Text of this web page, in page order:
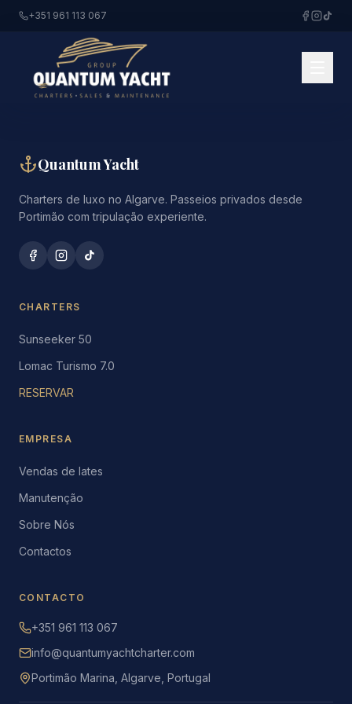
+351 961 113 067
Quantum Yacht
Charters de luxo no Algarve. Passeios privados desde
Portimão com tripulação experiente.
CHARTERS
Sunseeker 50
Lomac Turismo 7.0
RESERVAR
EMPRESA
Vendas de Iates
Manutenção
Sobre Nós
Contactos
CONTACTO
+351 961 113 067
info@quantumyachtcharter.com
Portimão Marina, Algarve, Portugal